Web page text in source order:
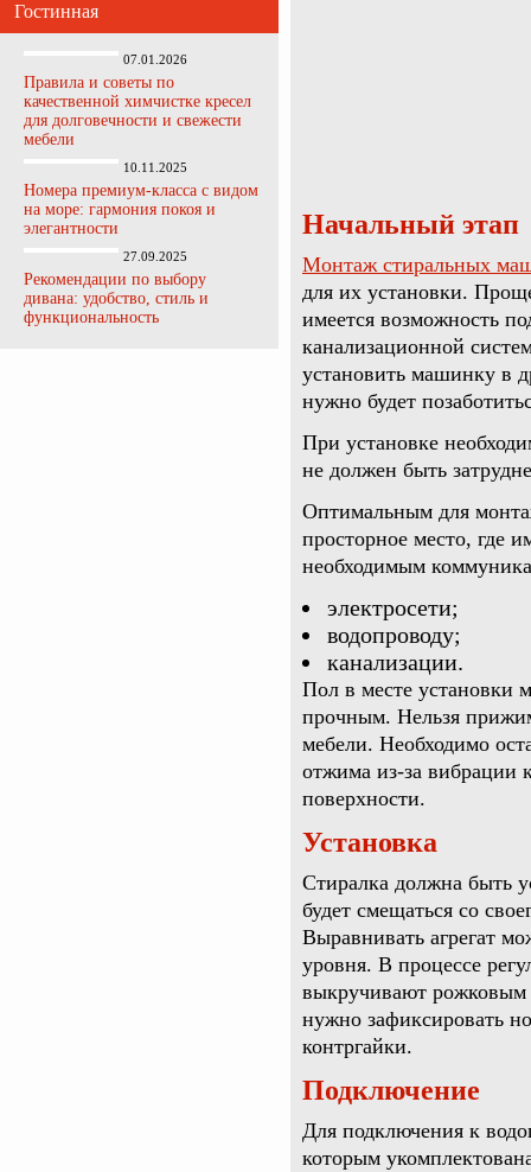
Гостинная
07.01.2026
Правила и советы по
качественной химчистке кресел
для долговечности и свежести
мебели
10.11.2025
Номера премиум-класса с видом
на море: гармония покоя и
элегантности
27.09.2025
Рекомендации по выбору
дивана: удобство, стиль и
функциональность
Начальный этап
Монтаж стиральных
для их установки.
имеется возможность
канализационной
установить машинку в
нужно будет
При установке
не должен быть
Оптимальным для
просторное место, где
необходимым
электросети;
водопроводу;
канализации.
Пол в месте установки
прочным. Нельзя
мебели. Необходимо
отжима из-за вибрации
поверхности.
Установка
Стиралка должна быть
будет смещаться со
Выравнивать агрегат
уровня. В процессе
выкручивают рожковым
нужно зафиксировать
контргайки.
Подключение
Для подключения к
которым